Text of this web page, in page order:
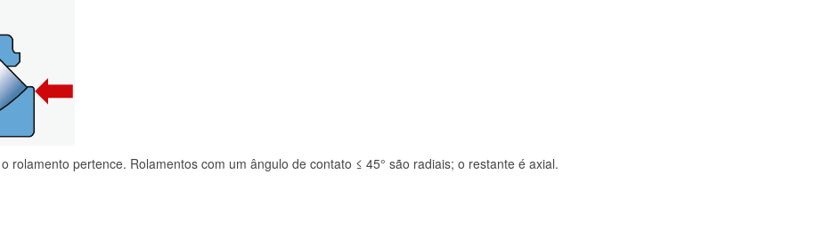
rolamento pertence. Rolamentos com um ângulo de contato ≤ 45° são radiais; o restante é axial.